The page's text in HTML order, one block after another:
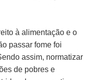
à alimentação e o
passar fome foi
assim, normatizar
de pobres e